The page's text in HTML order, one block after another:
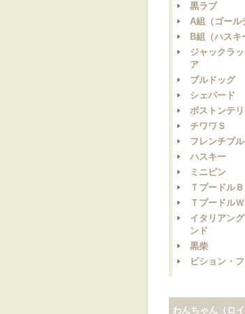
黒ラブ
A組（ゴール
B組（ハスキ
ジャックラ
ア
ブルドッグ
シェパード
ボストンテ
チワワＳ
フレンチブル
ハスキー
ミニピン
ＴプードルＢ
ＴプードルＷ
イタリアン
ンド
黒柴
ビション・
わんちゃん（ロイ